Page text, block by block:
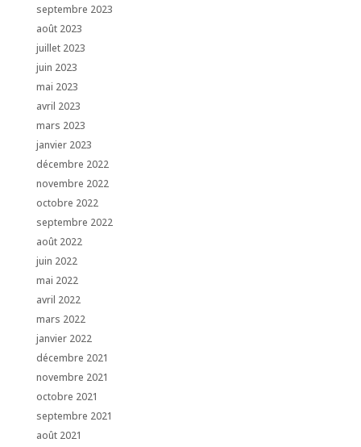
septembre 2023
août 2023
juillet 2023
juin 2023
mai 2023
avril 2023
mars 2023
janvier 2023
décembre 2022
novembre 2022
octobre 2022
septembre 2022
août 2022
juin 2022
mai 2022
avril 2022
mars 2022
janvier 2022
décembre 2021
novembre 2021
octobre 2021
septembre 2021
août 2021